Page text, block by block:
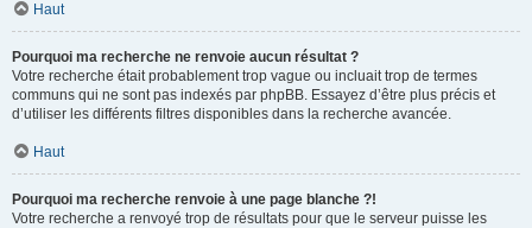
Haut
Pourquoi ma recherche ne renvoie aucun résultat ?
Votre recherche était probablement trop vague ou incluait trop de termes
communs qui ne sont pas indexés par phpBB. Essayez d’être plus précis et
d’utiliser les différents filtres disponibles dans la recherche avancée.
Haut
Pourquoi ma recherche renvoie à une page blanche ?!
Votre recherche a renvoyé trop de résultats pour que le serveur puisse les